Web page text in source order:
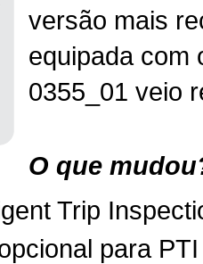
versão mais
equipada com
0355_01 veio
O que
Trip
para PTI